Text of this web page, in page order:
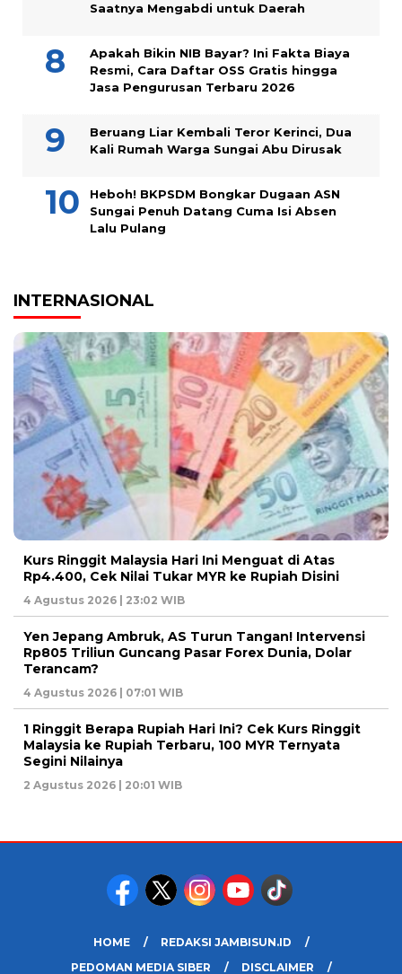
Saatnya Mengabdi untuk Daerah
Apakah Bikin NIB Bayar? Ini Fakta Biaya
Resmi, Cara Daftar OSS Gratis hingga
Jasa Pengurusan Terbaru 2026
Beruang Liar Kembali Teror Kerinci, Dua
Kali Rumah Warga Sungai Abu Dirusak
Heboh! BKPSDM Bongkar Dugaan ASN
Sungai Penuh Datang Cuma Isi Absen
Lalu Pulang
INTERNASIONAL
Kurs Ringgit Malaysia Hari Ini Menguat di Atas
Rp4.400, Cek Nilai Tukar MYR ke Rupiah Disini
4 Agustus 2026 | 23:02 WIB
Yen Jepang Ambruk, AS Turun Tangan! Intervensi
Rp805 Triliun Guncang Pasar Forex Dunia, Dolar
Terancam?
4 Agustus 2026 | 07:01 WIB
1 Ringgit Berapa Rupiah Hari Ini? Cek Kurs Ringgit
Malaysia ke Rupiah Terbaru, 100 MYR Ternyata
Segini Nilainya
2 Agustus 2026 | 20:01 WIB
HOME
REDAKSI JAMBISUN.ID
PEDOMAN MEDIA SIBER
DISCLAIMER